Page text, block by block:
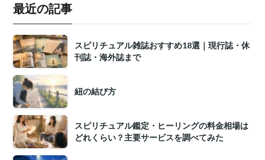
最近の記事
スピリチュアル雑誌おすすめ18選｜現行誌・休
刊誌・海外誌まで
紐の結び方
スピリチュアル鑑定・ヒーリングの料金相場は
どれくらい？主要サービスを調べてみた